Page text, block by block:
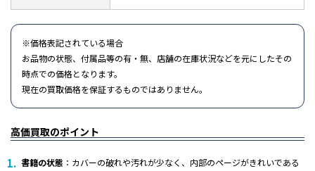
※価格表記されている場合
お品物の状態、付属品等の有・無、店舗の在庫状況などを元にしたその
時点での価格となります。
現在の買取価格を保証するものではありません。
高価買取のポイント
書籍の状態 ：カバーの破れや汚れが少なく、内部のページがきれいである